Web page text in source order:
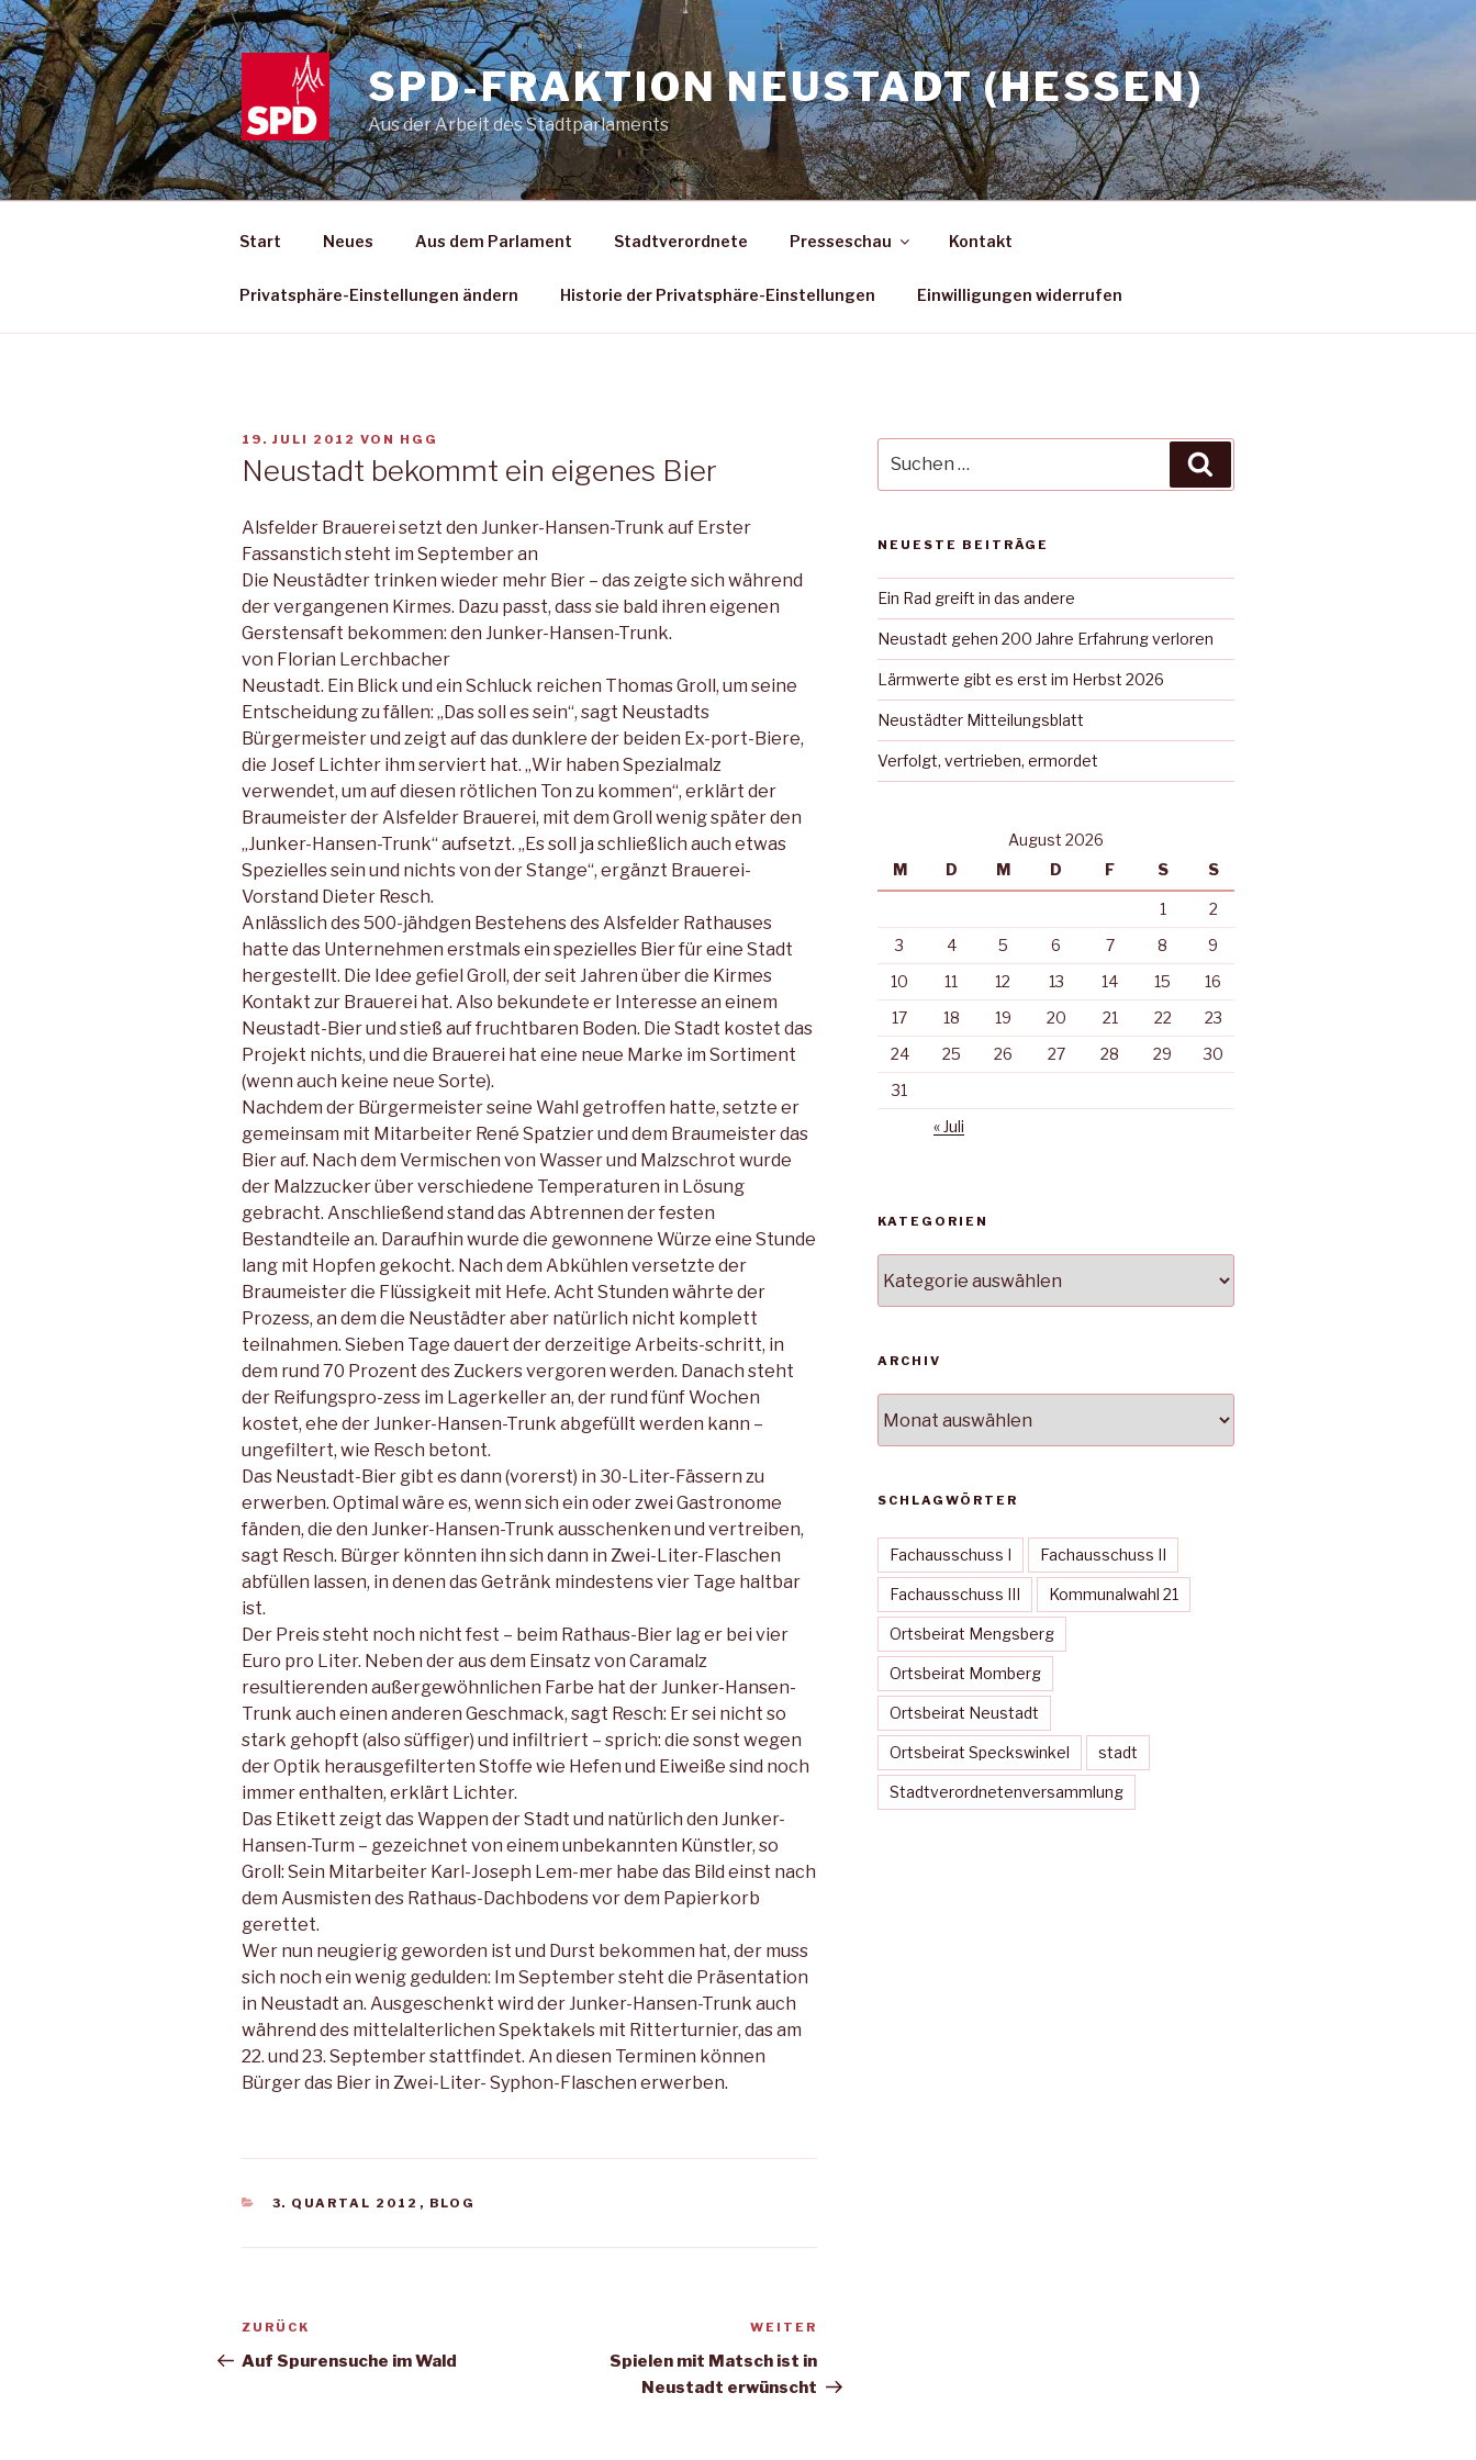
Zum
Inhalt
springen
SPD-FRAKTION NEUSTADT (HESSEN)
Aus der Arbeit des Stadtparlaments
Start Neues Aus dem Parlament Stadtverordnete Presseschau Kontakt
Privatsphäre-Einstellungen ändern Historie der Privatsphäre-Einstellungen Einwilligungen widerrufen
VERÖFFENTLICHT
19. JULI 2012 VON HGG
Neustadt bekommt ein eigenes Bier
Alsfelder Brauerei setzt den Junker-Hansen-Trunk auf Erster
Fassanstich steht im September an
Die Neustädter trinken wieder mehr Bier – das zeigte sich während
der vergangenen Kirmes. Dazu passt, dass sie bald ihren eigenen
Gerstensaft bekommen: den Junker-Hansen-Trunk.
von Florian Lerchbacher
Neustadt. Ein Blick und ein Schluck reichen Thomas Groll, um seine
Entscheidung zu fällen: „Das soll es sein“, sagt Neustadts
Bürgermeister und zeigt auf das dunklere der beiden Ex-port-Biere,
die Josef Lichter ihm serviert hat. „Wir haben Spezialmalz
verwendet, um auf diesen rötlichen Ton zu kommen“, erklärt der
Braumeister der Alsfelder Brauerei, mit dem Groll wenig später den
„Junker-Hansen-Trunk“ aufsetzt. „Es soll ja schließlich auch etwas
Spezielles sein und nichts von der Stange“, ergänzt Brauerei-
Vorstand Dieter Resch.
Anlässlich des 500-jähdgen Bestehens des Alsfelder Rathauses
hatte das Unternehmen erstmals ein spezielles Bier für eine Stadt
hergestellt. Die Idee gefiel Groll, der seit Jahren über die Kirmes
Kontakt zur Brauerei hat. Also bekundete er Interesse an einem
Neustadt-Bier und stieß auf fruchtbaren Boden. Die Stadt kostet das
Projekt nichts, und die Brauerei hat eine neue Marke im Sortiment
(wenn auch keine neue Sorte).
Nachdem der Bürgermeister seine Wahl getroffen hatte, setzte er
gemeinsam mit Mitarbeiter René Spatzier und dem Braumeister das
Bier auf. Nach dem Vermischen von Wasser und Malzschrot wurde
der Malzzucker über verschiedene Temperaturen in Lösung
gebracht. Anschließend stand das Abtrennen der festen
Bestandteile an. Daraufhin wurde die gewonnene Würze eine Stunde
lang mit Hopfen gekocht. Nach dem Abkühlen versetzte der
Braumeister die Flüssigkeit mit Hefe. Acht Stunden währte der
Prozess, an dem die Neustädter aber natürlich nicht komplett
teilnahmen. Sieben Tage dauert der derzeitige Arbeits-schritt, in
dem rund 70 Prozent des Zuckers vergoren werden. Danach steht
der Reifungspro-zess im Lagerkeller an, der rund fünf Wochen
kostet, ehe der Junker-Hansen-Trunk abgefüllt werden kann –
ungefiltert, wie Resch betont.
Das Neustadt-Bier gibt es dann (vorerst) in 30-Liter-Fässern zu
erwerben. Optimal wäre es, wenn sich ein oder zwei Gastronome
fänden, die den Junker-Hansen-Trunk ausschenken und vertreiben,
sagt Resch. Bürger könnten ihn sich dann in Zwei-Liter-Flaschen
abfüllen lassen, in denen das Getränk mindestens vier Tage haltbar
ist.
Der Preis steht noch nicht fest – beim Rathaus-Bier lag er bei vier
Euro pro Liter. Neben der aus dem Einsatz von Caramalz
resultierenden außergewöhnlichen Farbe hat der Junker-Hansen-
Trunk auch einen anderen Geschmack, sagt Resch: Er sei nicht so
stark gehopft (also süffiger) und infiltriert – sprich: die sonst wegen
der Optik herausgefilterten Stoffe wie Hefen und Eiweiße sind noch
immer enthalten, erklärt Lichter.
Das Etikett zeigt das Wappen der Stadt und natürlich den Junker-
Hansen-Turm – gezeichnet von einem unbekannten Künstler, so
Groll: Sein Mitarbeiter Karl-Joseph Lem-mer habe das Bild einst nach
dem Ausmisten des Rathaus-Dachbodens vor dem Papierkorb
gerettet.
Wer nun neugierig geworden ist und Durst bekommen hat, der muss
sich noch ein wenig gedulden: Im September steht die Präsentation
in Neustadt an. Ausgeschenkt wird der Junker-Hansen-Trunk auch
während des mittelalterlichen Spektakels mit Ritterturnier, das am
22. und 23. September stattfindet. An diesen Terminen können
Bürger das Bier in Zwei-Liter- Syphon-Flaschen erwerben.
KATEGORIEN
3. QUARTAL 2012 , BLOG
Beitragsnavigation
Vorheriger
Beitrag
ZURÜCK
Auf Spurensuche im Wald
Beitrag
WEITER
Spielen mit Matsch ist in
Neustadt erwünscht
nach:
NEUESTE BEITRÄGE
Ein Rad greift in das andere
Neustadt gehen 200 Jahre Erfahrung verloren
Lärmwerte gibt es erst im Herbst 2026
Neustädter Mitteilungsblatt
Verfolgt, vertrieben, ermordet
August 2026
M
D M D F S S
1
2
3
4 5 6 7 8
9
10
11 12 13 14 15
16
17
18 19 20 21 22
23
24
25 26 27 28 29
30
31
« Juli
KATEGORIEN
ARCHIV
SCHLAGWÖRTER
Fachausschuss I Fachausschuss II
Fachausschuss III Kommunalwahl 21
Ortsbeirat Mengsberg
Ortsbeirat Momberg
Ortsbeirat Neustadt
Ortsbeirat Speckswinkel stadt
Stadtverordnetenversammlung